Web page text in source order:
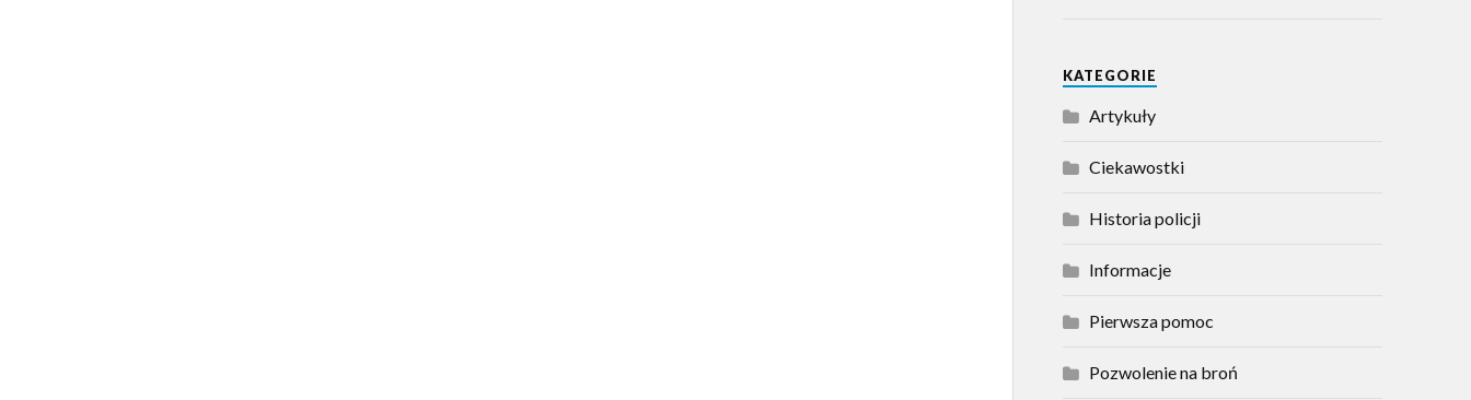
KATEGORIE
Artykuły
Ciekawostki
Historia policji
Informacje
Pierwsza pomoc
Pozwolenie na broń